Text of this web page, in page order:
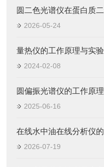
圆二色光谱仪在蛋白质
2026-05-24
量热仪的工作原理与实
2024-02-08
圆偏振光谱仪的工作原
2025-06-16
在线水中油在线分析仪
2026-07-19